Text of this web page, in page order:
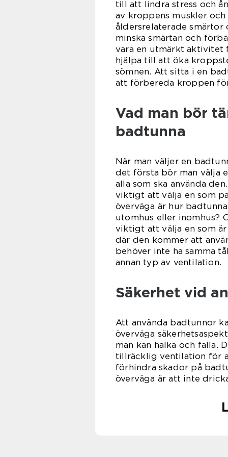
till att lindra stress och
av kroppens muskler och
åldersrelaterade
minska smärtan och
vara en utmärkt aktivitet
hjälpa till att öka
sömnen. Att sitta i en
att förbereda kroppen
Vad man bör
badtunna
När man väljer en
det första bör man välja
alla som ska använda
viktigt att välja en som
överväga är hur
utomhus eller inomhus?
viktigt att välja en som
där den kommer att
behöver inte ha samma
annan typ av ventilation.
Säkerhet vid
Att använda badtunnor
överväga
man kan halka och falla.
tillräcklig ventilation för
förhindra skador på
överväga är att inte